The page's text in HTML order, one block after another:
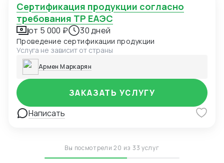
Сертификация продукции согласно
требования ТР ЕАЭС
от 5 000 ₽ 30 дней
Проведение сертификации продукции
Услуга не зависит от страны
Армен Маркарян
Написать
ЗАКАЗАТЬ УСЛУГУ
Вы посмотрели 20 из 33 услуг